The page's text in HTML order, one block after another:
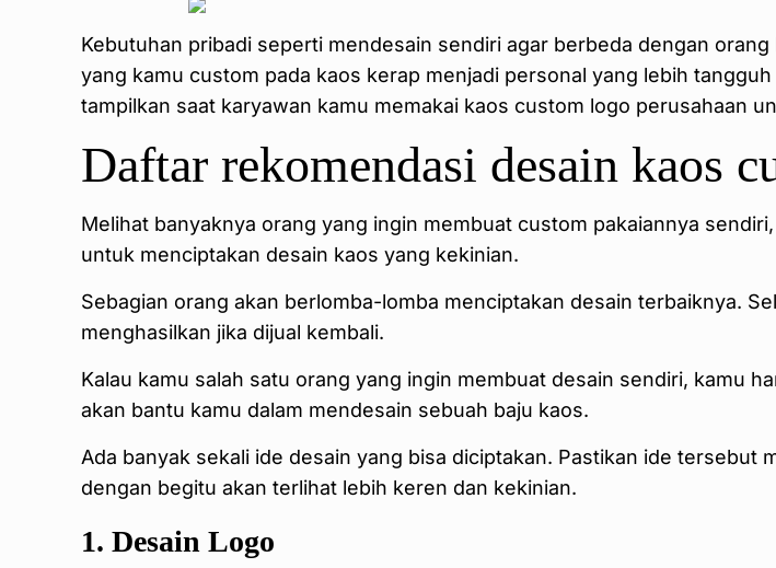
Kebutuhan pribadi seperti mendesain sendiri agar berbeda dengan
yang kamu custom pada kaos kerap menjadi personal yang lebih
tampilkan saat karyawan kamu memakai kaos custom logo perusahaan
Daftar rekomendasi desain kaos
Melihat banyaknya orang yang ingin membuat custom pakaiannya
untuk menciptakan desain kaos yang kekinian.
Sebagian orang akan berlomba-lomba menciptakan desain terbaiknya.
menghasilkan jika dijual kembali.
Kalau kamu salah satu orang yang ingin membuat desain sendiri, kamu
akan bantu kamu dalam mendesain sebuah baju kaos.
Ada banyak sekali ide desain yang bisa diciptakan. Pastikan ide tersebut
dengan begitu akan terlihat lebih keren dan kekinian.
1. Desain Logo